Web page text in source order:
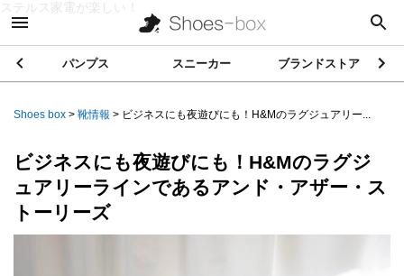
ステルス家電が楽しい！
パンプス スニーカー ブランドストア
Shoes box > 靴情報 > ビジネスにも夜遊びにも！H&Mのラグジュアリー...
ビジネスにも夜遊びにも！H&Mのラグジ
ュアリーラインであるアンド・アザー・ス
トーリーズ